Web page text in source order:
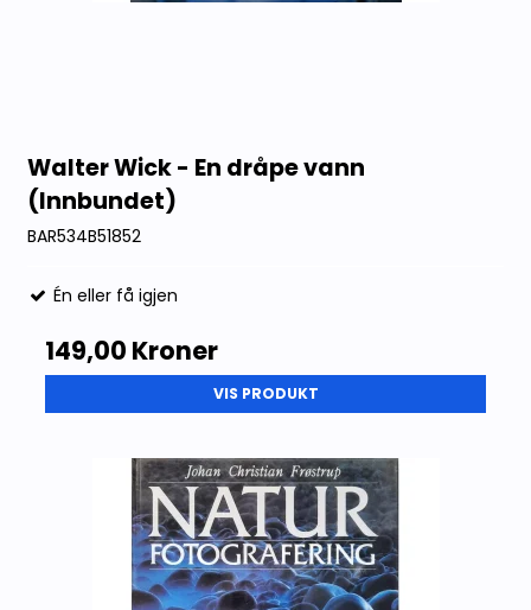
Walter Wick - En dråpe vann
(Innbundet)
BAR534B51852
Én eller få igjen
149,00 Kroner
VIS PRODUKT